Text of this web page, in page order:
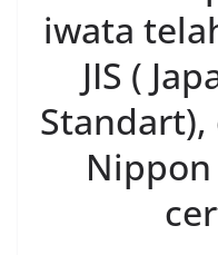
iwata
JIS (